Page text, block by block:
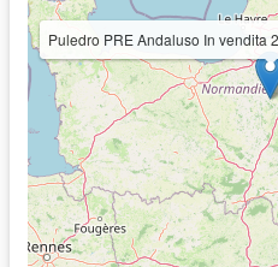
Puledro PRE Andaluso In vendita